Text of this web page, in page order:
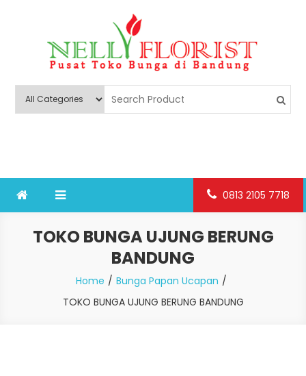
Nelly Florist Bandung
0813 2105 7718
TOKO BUNGA UJUNG BERUNG
BANDUNG
Home
Bunga Papan Ucapan
TOKO BUNGA UJUNG BERUNG BANDUNG